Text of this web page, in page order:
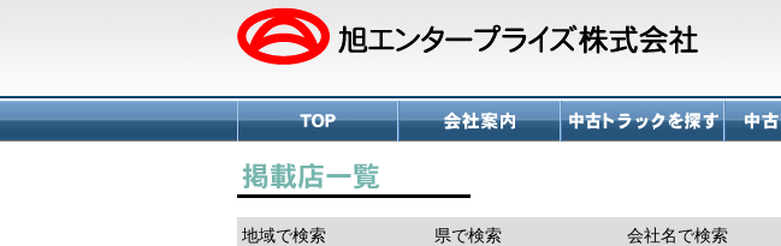
地域で検索 県で検索 会社名で検索